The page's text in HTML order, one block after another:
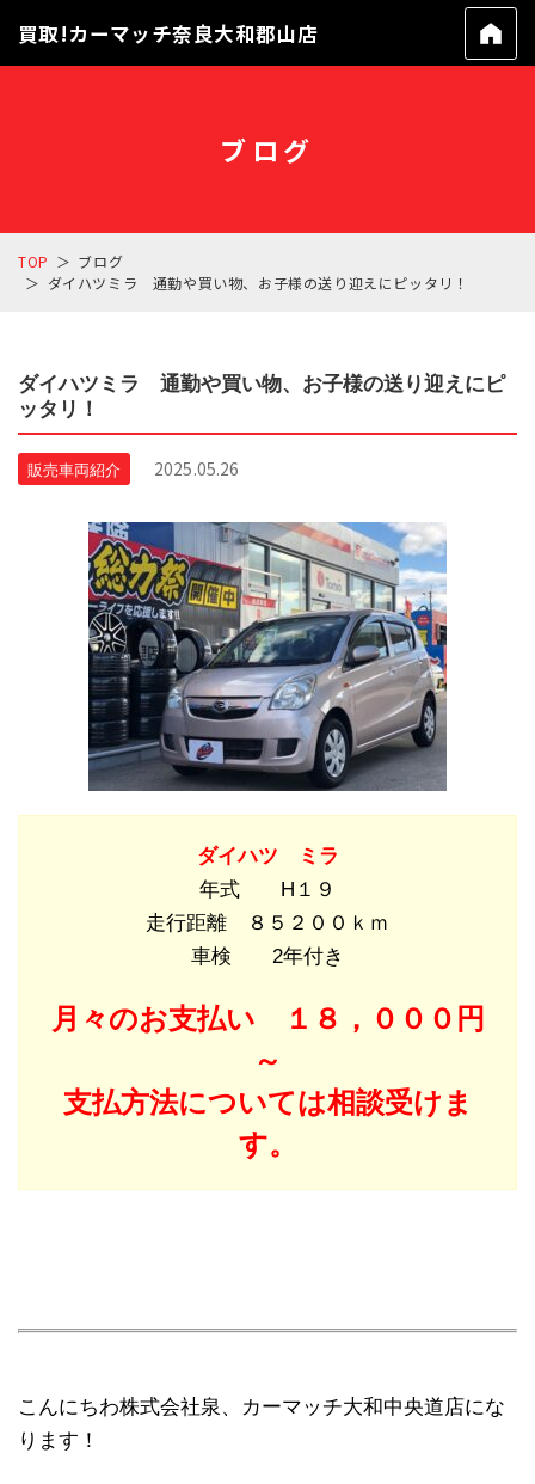
買取!カーマッチ奈良大和郡山店
ブログ
TOP
ブログ
ダイハツミラ 通勤や買い物、お子様の送り迎えにピッタリ！
ダイハツミラ 通勤や買い物、お子様の送り迎えにピ
ッタリ！
販売車両紹介 2025.05.26
ダイハツ ミラ
年式 H１９
走行距離 ８５２００ｋｍ
車検 2年付き
月々のお支払い １８，０００ 円
～
支払方法については相談受けま
す。
こんにちわ株式会社泉、カーマッチ大和中央道店にな
ります！